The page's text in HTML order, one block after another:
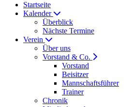
Startseite
Kalender
Überblick
Nächste Termine
Verein
Über uns
Vorstand & Co.
Vorstand
Beisitzer
Mannschaftsführer
Trainer
Chronik